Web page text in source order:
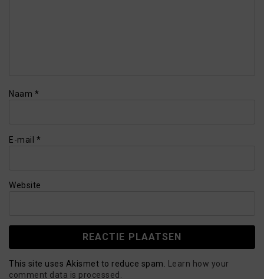
Naam *
E-mail *
Website
This site uses Akismet to reduce spam.
Learn how your
comment data is processed.